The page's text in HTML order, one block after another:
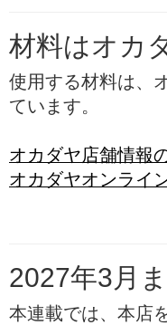
材料はオカ
使用する材料は、
ています。
オカダヤ店舗情報
オカダヤオンライ
2027年3月
本連載では、本店